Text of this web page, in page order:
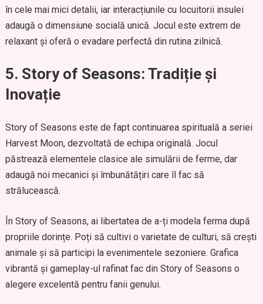
în cele mai mici detalii, iar interacțiunile cu locuitorii insulei
adaugă o dimensiune socială unică. Jocul este extrem de
relaxant și oferă o evadare perfectă din rutina zilnică.
5. Story of Seasons: Tradiție și
Inovație
Story of Seasons este de fapt continuarea spirituală a seriei
Harvest Moon, dezvoltată de echipa originală. Jocul
păstrează elementele clasice ale simulării de ferme, dar
adaugă noi mecanici și îmbunătățiri care îl fac să
strălucească.
În Story of Seasons, ai libertatea de a-ți modela ferma după
propriile dorințe. Poți să cultivi o varietate de culturi, să crești
animale și să participi la evenimentele sezoniere. Grafica
vibrantă și gameplay-ul rafinat fac din Story of Seasons o
alegere excelentă pentru fanii genului.